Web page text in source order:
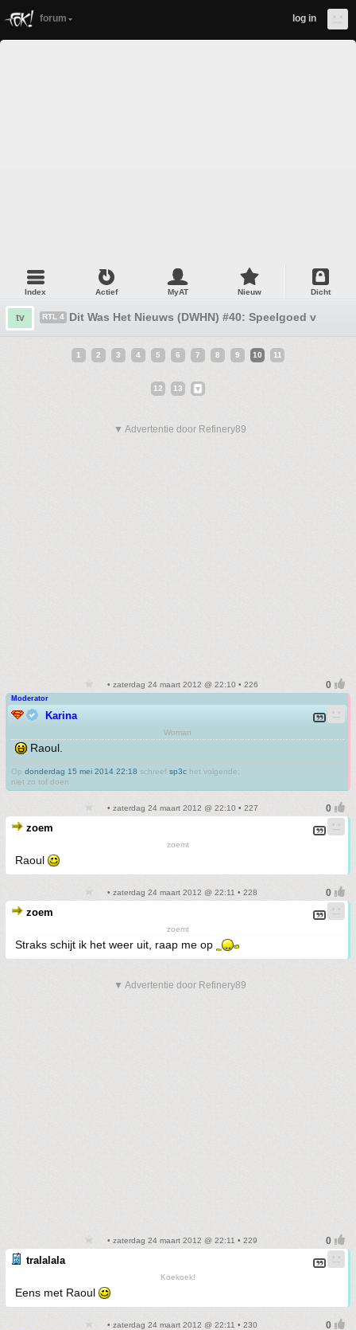
forum log in
Index Actief MyAT Nieuw Dicht
tv RTL 4 Dit Was Het Nieuws (DWHN) #40: Speelgoed van
1 2 3 4 5 6 7 8 9 10 11
12 13
▼ Advertentie door Refinery89
• zaterdag 24 maart 2012 @ 22:10 • 226
Moderator
Karina
Woman
Raoul.
Op donderdag 15 mei 2014 22:18 schreef sp3c het volgende:
niet zo tof doen
• zaterdag 24 maart 2012 @ 22:10 • 227
zoem
zoemt
Raoul
• zaterdag 24 maart 2012 @ 22:11 • 228
zoem
zoemt
Straks schijt ik het weer uit, raap me op
▼ Advertentie door Refinery89
• zaterdag 24 maart 2012 @ 22:11 • 229
tralalala
Koekoek!
Eens met Raoul
• zaterdag 24 maart 2012 @ 22:11 • 230